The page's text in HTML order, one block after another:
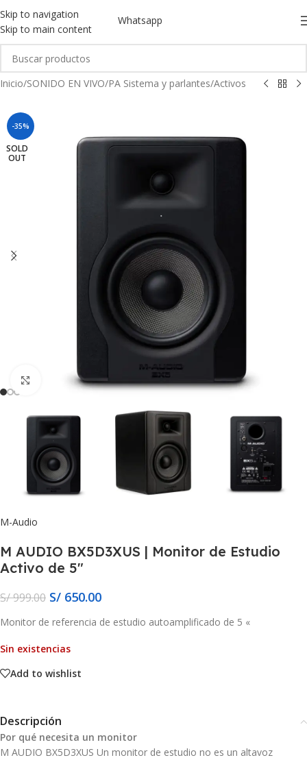
Skip to navigation
Skip to main content
Whatsapp
Inicio/SONIDO EN VIVO/PA Sistema y parlantes/Activos
-35%
SOLD
OUT
Click to enlarge
M-Audio
M AUDIO BX5D3XUS | Monitor de Estudio
Activo de 5″
S/999.00 S/ 650.00
Monitor de referencia de estudio autoamplificado de 5 «
Sin existencias
Add to wishlist
Descripción
Por qué necesita un monitor
M AUDIO BX5D3XUS Un monitor de estudio no es un altavoz